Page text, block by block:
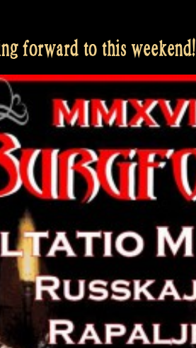
forward to this weekend!